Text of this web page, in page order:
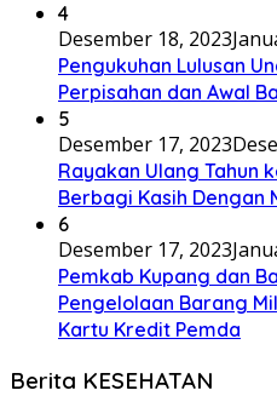
4
Desember 18, 2023
Pengukuhan Lulusan
Perpisahan dan Awal
5
Desember 17, 2023
Rayakan Ulang Tahun
Berbagi Kasih Dengan
6
Desember 17, 2023
Pemkab Kupang dan
Pengelolaan Barang
Kartu Kredit Pemda
Berita KESEHATAN